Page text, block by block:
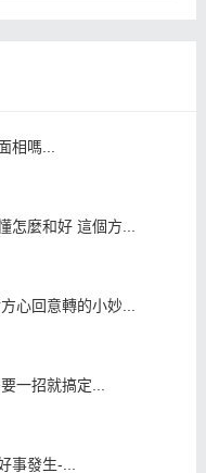
相嗎...
怎麼和好 這個方...
心回意轉的小妙...
一招就搞定...
事發生-...